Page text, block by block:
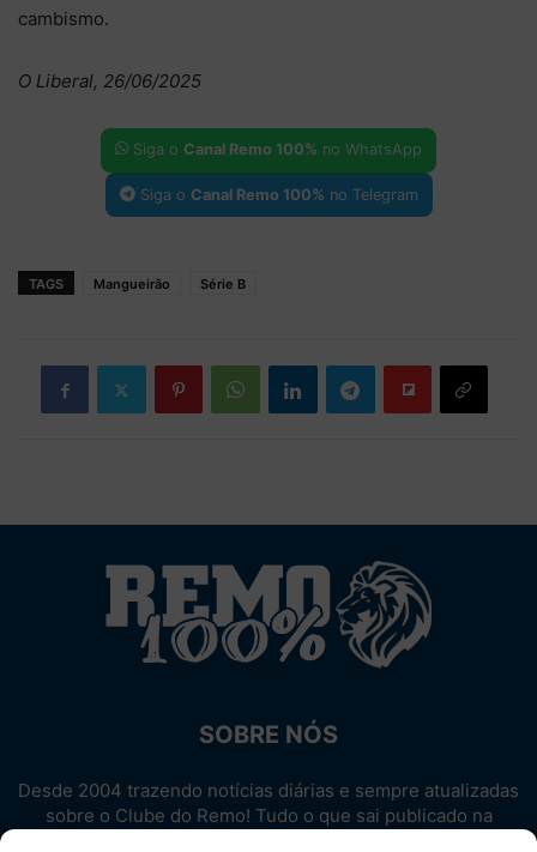
cambismo.
O Liberal, 26/06/2025
Siga o Canal Remo 100% no WhatsApp
Siga o Canal Remo 100% no Telegram
TAGS Mangueirão Série B
SOBRE NÓS
Desde 2004 trazendo notícias diárias e sempre atualizadas
sobre o Clube do Remo! Tudo o que sai publicado na